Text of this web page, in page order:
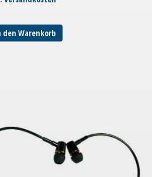
den Warenkorb